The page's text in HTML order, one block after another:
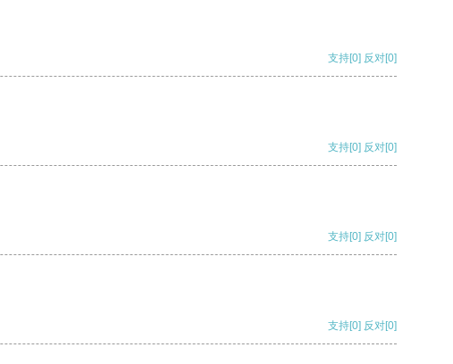
支持[0] 反对[0]
支持[0] 反对[0]
支持[0] 反对[0]
支持[0] 反对[0]